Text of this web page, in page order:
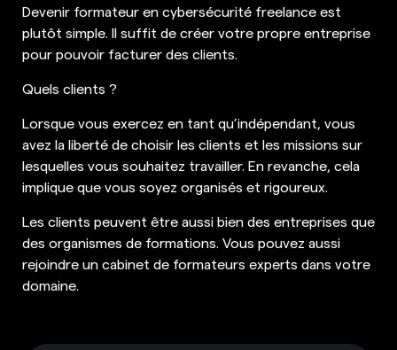
Devenir formateur en cybersécurité freelance est
plutôt simple. Il suffit de créer votre propre entreprise
pour pouvoir facturer des clients.
Quels clients ?
Lorsque vous exercez en tant qu’indépendant, vous
avez la liberté de choisir les clients et les missions sur
lesquelles vous souhaitez travailler. En revanche, cela
implique que vous soyez organisés et rigoureux.
Les clients peuvent être aussi bien des entreprises que
des organismes de formations. Vous pouvez aussi
rejoindre un cabinet de formateurs experts dans votre
domaine.